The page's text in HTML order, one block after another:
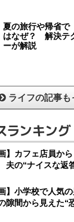
夏の旅行や帰省で
はなぜ？ 解決テ
ーが解説
ライフの記事も
ランキング
画】カフェ店員か
の“ナイスな返答
画】小学校で人気
隙間から見えた“